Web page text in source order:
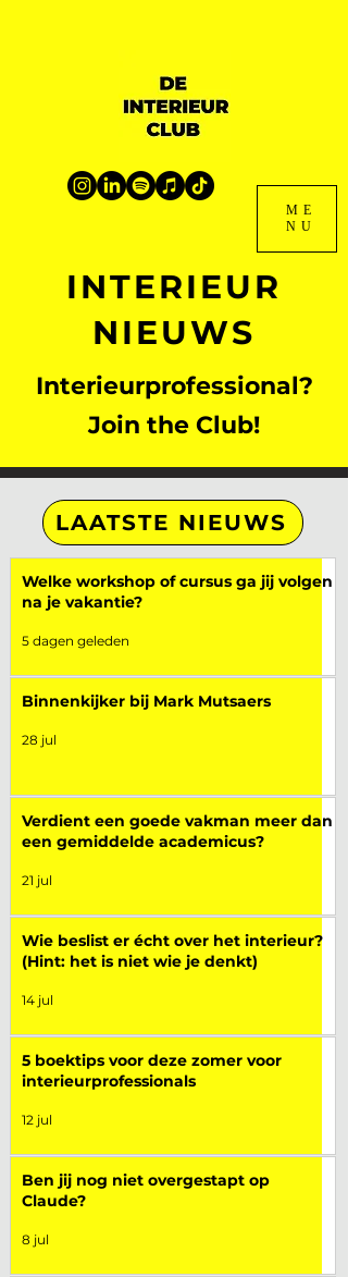
ME
NU
INTERIEUR
NIEUWS
Interieurprofessional?
Join the Club!
LAATSTE NIEUWS
Welke workshop of cursus ga jij volgen
na je vakantie?
5 dagen geleden
Binnenkijker bij Mark Mutsaers
28 jul
Verdient een goede vakman meer dan
een gemiddelde academicus?
21 jul
Wie beslist er écht over het interieur?
(Hint: het is niet wie je denkt)
14 jul
5 boektips voor deze zomer voor
interieurprofessionals
12 jul
Ben jij nog niet overgestapt op
Claude?
8 jul